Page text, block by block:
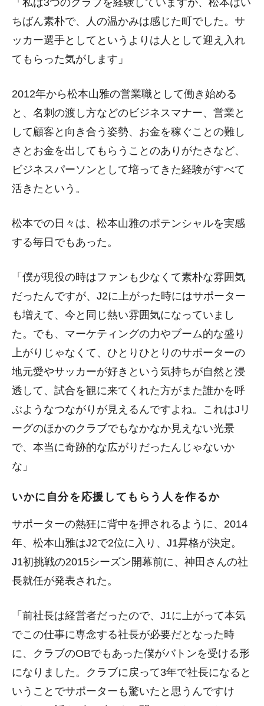
「私は3つのクラブを経験していますが、松本はい
ちばん素朴で、人の温かみは感じた町でした。サ
ッカー選手としてというよりは人として迎え入れ
てもらった気がします」
2012年から松本山雅の営業職として働き始める
と、名刺の渡し方などのビジネスマナー、営業と
して顧客と向き合う姿勢、お金を稼ぐことの難し
さとお金を出してもらうことのありがたさなど、
ビジネスパーソンとして培ってきた経験がすべて
活きたという。
松本での日々は、松本山雅のポテンシャルを実感
する毎日でもあった。
「僕が現役の時はファンも少なくて素朴な雰囲気
だったんですが、J2に上がった時にはサポーター
も増えて、今と同じ熱い雰囲気になっていまし
た。でも、マーケティングの力やブーム的な盛り
上がりじゃなくて、ひとりひとりのサポーターの
地元愛やサッカーが好きという気持ちが自然と浸
透して、試合を観に来てくれた方がまた誰かを呼
ぶようなつながりが見えるんですよね。これはJリ
ーグのほかのクラブでもなかなか見えない光景
で、本当に奇跡的な広がりだったんじゃないか
な」
いかに自分を応援してもらう人を作るか
サポーターの熱狂に背中を押されるように、2014
年、松本山雅はJ2で2位に入り、J1昇格が決定。
J1初挑戦の2015シーズン開幕前に、神田さんの社
長就任が発表された。
「前社長は経営者だったので、J1に上がって本気
でこの仕事に専念する社長が必要だとなった時
に、クラブのOBでもあった僕がバトンを受ける形
になりました。クラブに戻って3年で社長になると
いうことでサポーターも驚いたと思うんですけ